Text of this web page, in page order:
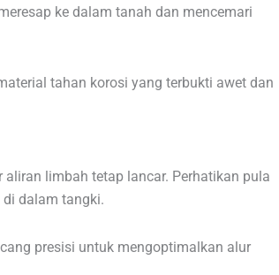
ke dalam tanah dan mencemari
tahan korosi yang terbukti awet dan
limbah tetap lancar. Perhatikan pula
dalam tangki.
presisi untuk mengoptimalkan alur